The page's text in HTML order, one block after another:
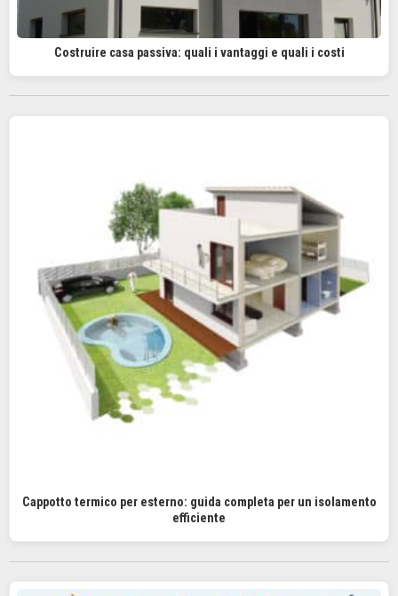
Costruire casa passiva: quali i vantaggi e quali i costi
Cappotto termico per esterno: guida completa per un isolamento
efficiente